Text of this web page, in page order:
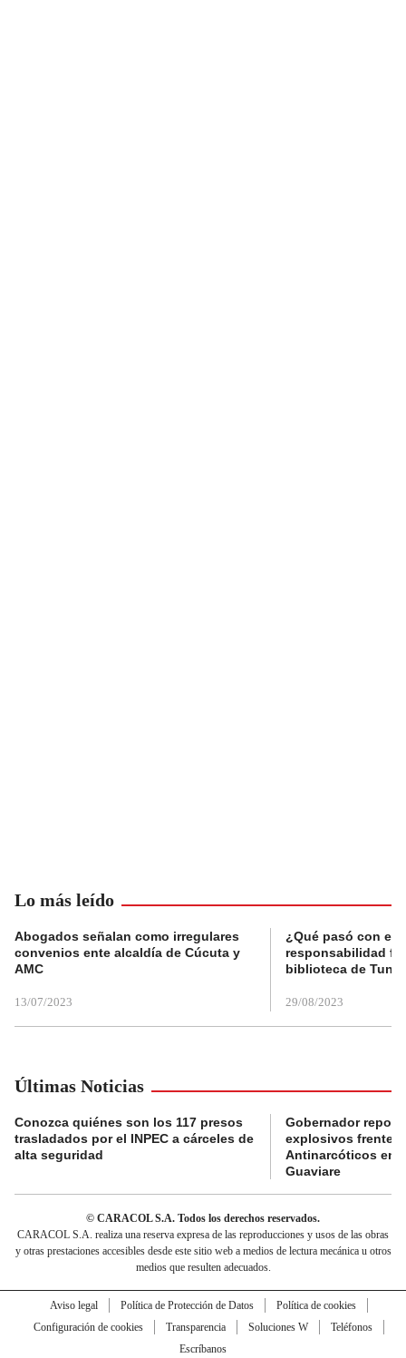
Lo más leído
Abogados señalan como irregulares
convenios ente alcaldía de Cúcuta y
AMC
13/07/2023
¿Qué pasó con el
responsabilidad
biblioteca de
29/08/2023
Últimas Noticias
Conozca quiénes son los 117 presos
trasladados por el INPEC a cárceles de
alta seguridad
Gobernador
explosivos frente a
Antinarcóticos en
Guaviare
© CARACOL S.A. Todos los derechos reservados.
CARACOL S.A. realiza una reserva expresa de las reproducciones y usos de las obras
y otras prestaciones accesibles desde este sitio web a medios de lectura mecánica u otros
medios que resulten adecuados.
Aviso legal Política de Protección de Datos
Política de cookies
Configuración de cookies
Transparencia Soluciones W
Teléfonos
Escríbanos